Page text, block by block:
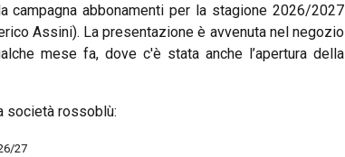
e
o
campagna abbonamenti per la stagione 2026/2027
Assini). La presentazione è avvenuta nel negozio
mese fa, dove c'è stata anche l’apertura della
società rossoblù:
27